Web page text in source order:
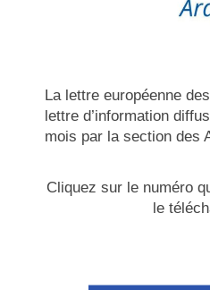
La lettre européenne
lettre d’information
mois par la section des
Cliquez sur le numéro
le